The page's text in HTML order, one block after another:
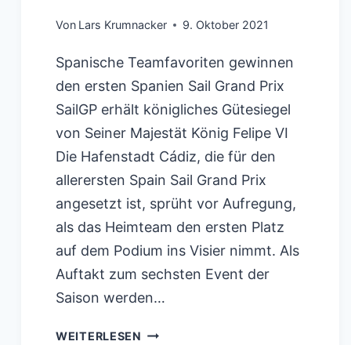
Von Lars Krumnacker 9. Oktober 2021
Spanische Teamfavoriten gewinnen
den ersten Spanien Sail Grand Prix
SailGP erhält königliches Gütesiegel
von Seiner Majestät König Felipe VI
Die Hafenstadt Cádiz, die für den
allerersten Spain Sail Grand Prix
angesetzt ist, sprüht vor Aufregung,
als das Heimteam den ersten Platz
auf dem Podium ins Visier nimmt. Als
Auftakt zum sechsten Event der
Saison werden…
WEITERLESEN SAILGP: